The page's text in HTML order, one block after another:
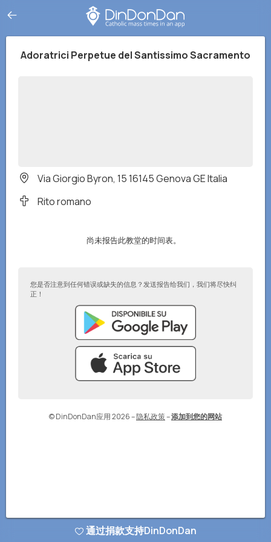
Adoratrici Perpetue del Santissimo Sacramento
Via Giorgio Byron, 15 16145 Genova GE Italia
Rito romano
尚未报告此教堂的时间表。
您是否注意到任何错误或缺失的信息？发送报告给我们，我们将尽快纠
正！
© DinDonDan应用 2026–隐私政策–添加到您的网站
通过捐款支持DinDonDan